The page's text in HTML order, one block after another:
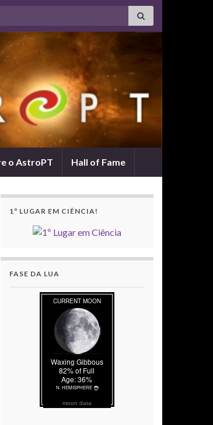
o AstroPT Hall of Fame
1º LUGAR EM CIÊNCIA!
FASE DA LUA
moon data